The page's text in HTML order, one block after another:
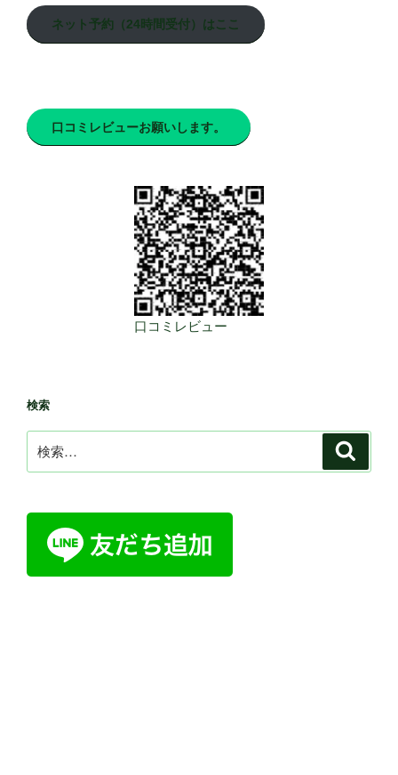
ネット予約（24時間受付）はここ
口コミレビューお願いします。
口コミレビュー
検索
索: